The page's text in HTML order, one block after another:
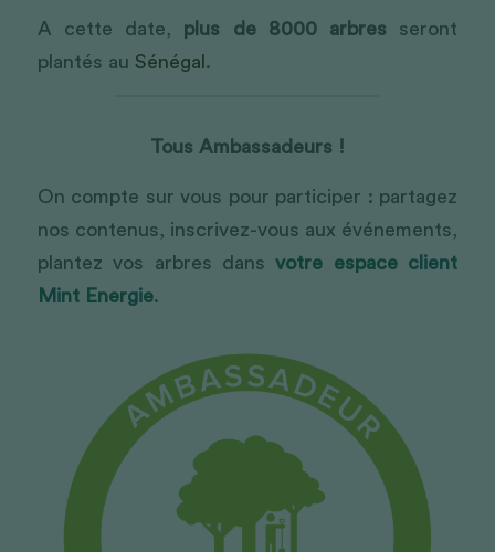
A cette date, plus de 8000 arbres seront
plantés au Sénégal .
Tous Ambassadeurs !
On compte sur vous pour participer : partagez
nos contenus, inscrivez-vous aux événements,
plantez vos arbres dans votre espace client
Mint Energie.